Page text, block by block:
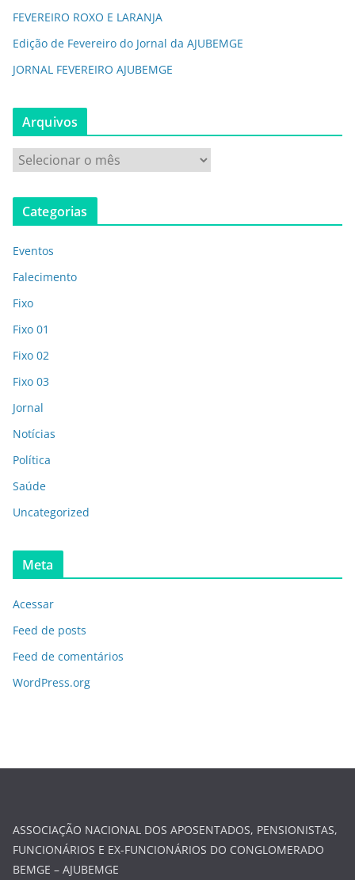
FEVEREIRO ROXO E LARANJA
Edição de Fevereiro do Jornal da AJUBEMGE
JORNAL FEVEREIRO AJUBEMGE
Arquivos
Categorias
Eventos
Falecimento
Fixo
Fixo 01
Fixo 02
Fixo 03
Jornal
Notícias
Política
Saúde
Uncategorized
Meta
Acessar
Feed de posts
Feed de comentários
WordPress.org
ASSOCIAÇÃO NACIONAL DOS APOSENTADOS, PENSIONISTAS,
FUNCIONÁRIOS E EX-FUNCIONÁRIOS DO CONGLOMERADO
BEMGE – AJUBEMGE